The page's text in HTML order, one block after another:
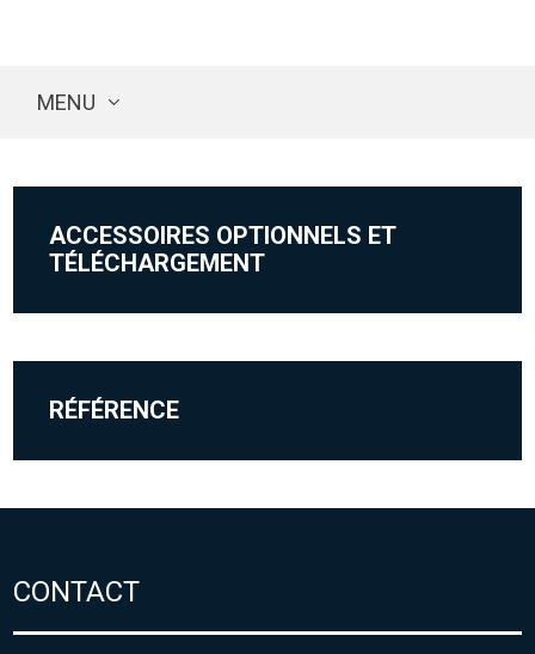
MENU
ACCESSOIRES OPTIONNELS ET
TÉLÉCHARGEMENT
RÉFÉRENCE
CONTACT